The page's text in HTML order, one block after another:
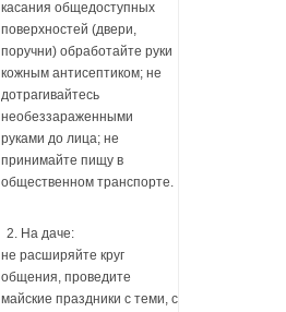
касания общедоступных
поверхностей (двери,
поручни) обработайте руки
кожным антисептиком; не
дотрагивайтесь
необеззараженными
руками до лица; не
принимайте пищу в
общественном транспорте.
2. На даче:
не расширяйте круг
общения, проведите
майские праздники с теми, с